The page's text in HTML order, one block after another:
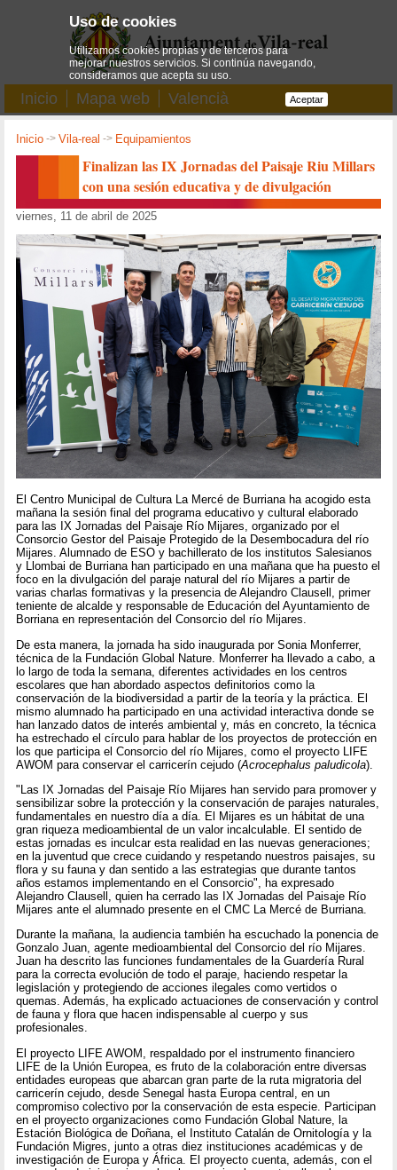
Inicio Mapa web Valencià
Inicio ->Vila-real -> Equipamientos
Finalizan las IX Jornadas del Paisaje Riu Millars
con una sesión educativa y de divulgación
viernes, 11 de abril de 2025
El Centro Municipal de Cultura La Mercé de Burriana ha acogido esta
mañana la sesión final del programa educativo y cultural elaborado
para las IX Jornadas del Paisaje Río Mijares, organizado por el
Consorcio Gestor del Paisaje Protegido de la Desembocadura del río
Mijares. Alumnado de ESO y bachillerato de los institutos Salesianos
y Llombai de Burriana han participado en una mañana que ha puesto el
foco en la divulgación del paraje natural del río Mijares a partir de
varias charlas formativas y la presencia de Alejandro Clausell, primer
teniente de alcalde y responsable de Educación del Ayuntamiento de
Borriana en representación del Consorcio del río Mijares.
De esta manera, la jornada ha sido inaugurada por Sonia Monferrer,
técnica de la Fundación Global Nature. Monferrer ha llevado a cabo, a
lo largo de toda la semana, diferentes actividades en los centros
escolares que han abordado aspectos definitorios como la
conservación de la biodiversidad a partir de la teoría y la práctica. El
mismo alumnado ha participado en una actividad interactiva donde se
han lanzado datos de interés ambiental y, más en concreto, la técnica
ha estrechado el círculo para hablar de los proyectos de protección en
los que participa el Consorcio del río Mijares, como el proyecto LIFE
AWOM para conservar el carricerín cejudo (Acrocephalus paludicola).
"Las IX Jornadas del Paisaje Río Mijares han servido para promover y
sensibilizar sobre la protección y la conservación de parajes naturales,
fundamentales en nuestro día a día. El Mijares es un hábitat de una
gran riqueza medioambiental de un valor incalculable. El sentido de
estas jornadas es inculcar esta realidad en las nuevas generaciones;
en la juventud que crece cuidando y respetando nuestros paisajes, su
flora y su fauna y dan sentido a las estrategias que durante tantos
años estamos implementando en el Consorcio", ha expresado
Alejandro Clausell, quien ha cerrado las IX Jornadas del Paisaje Río
Mijares ante el alumnado presente en el CMC La Mercé de Burriana.
Durante la mañana, la audiencia también ha escuchado la ponencia de
Gonzalo Juan, agente medioambiental del Consorcio del río Mijares.
Juan ha descrito las funciones fundamentales de la Guardería Rural
para la correcta evolución de todo el paraje, haciendo respetar la
legislación y protegiendo de acciones ilegales como vertidos o
quemas. Además, ha explicado actuaciones de conservación y control
de fauna y flora que hacen indispensable al cuerpo y sus
profesionales.
El proyecto LIFE AWOM, respaldado por el instrumento financiero
LIFE de la Unión Europea, es fruto de la colaboración entre diversas
entidades europeas que abarcan gran parte de la ruta migratoria del
carricerín cejudo, desde Senegal hasta Europa central, en un
compromiso colectivo por la conservación de esta especie. Participan
en el proyecto organizaciones como Fundación Global Nature, la
Estación Biológica de Doñana, el Instituto Catalán de Ornitología y la
Fundación Migres, junto a otras diez instituciones académicas y de
investigación de Europa y África. El proyecto cuenta, además, con el
Uso de cookies
Utilizamos cookies propias y de terceros para
mejorar nuestros servicios. Si continúa navegando,
consideramos que acepta su uso.
Aceptar